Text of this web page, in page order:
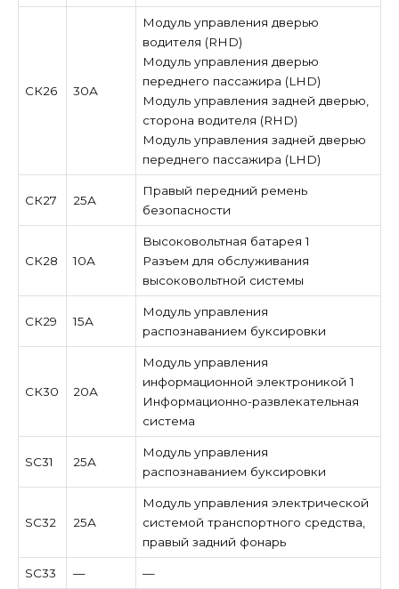
СК26 30А
Модуль управления дверью
водителя (RHD)
Модуль управления дверью
переднего пассажира (LHD)
Модуль управления задней дверью,
сторона водителя (RHD)
Модуль управления задней дверью
переднего пассажира (LHD)
СК27 25А
Правый передний ремень
безопасности
СК28 10А
Высоковольтная батарея 1
Разъем для обслуживания
высоковольтной системы
СК29 15А
Модуль управления
распознаванием буксировки
СК30 20А
Модуль управления
информационной электроникой 1
Информационно-развлекательная
система
SC31 25А
Модуль управления
распознаванием буксировки
SC32 25А
Модуль управления электрической
системой транспортного средства,
правый задний фонарь
SC33 — —